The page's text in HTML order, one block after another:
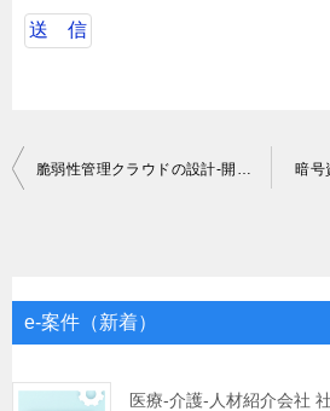
投
ゲ
シ
脆弱性管理クラウドの設計-開発-テスト 暗号
e-案件（新着）
医療-介護-人材紹介会社